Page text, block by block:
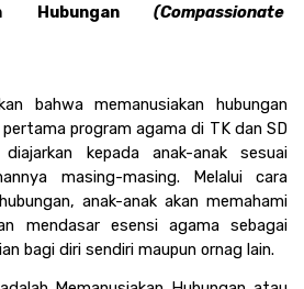
Hubungan (Compassionate
bahwa memanusiakan hubungan
program agama di TK dan SD
kepada anak-anak sesuai
masing-masing. Melalui cara
anak-anak akan memahami
mendasar esensi agama sebagai
bagi diri sendiri maupun ornag lain.